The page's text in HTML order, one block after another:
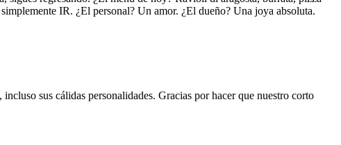
IR. ¿El personal? Un amor. ¿El dueño? Una joya absoluta.
sus cálidas personalidades. Gracias por hacer que nuestro corto